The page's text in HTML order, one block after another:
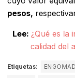
pesos,
Lee: ¿Qué es la
calidad del
Etiquetas: